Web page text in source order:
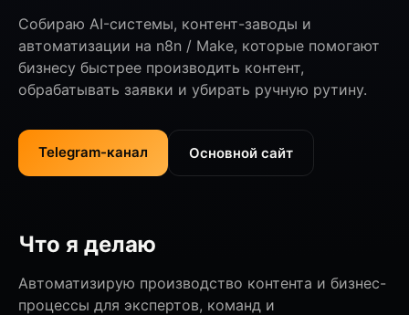
Собираю AI-системы, контент-заводы и
автоматизации на n8n / Make, которые помогают
бизнесу быстрее производить контент,
обрабатывать заявки и убирать ручную рутину.
Telegram-канал Основной сайт
Что я делаю
Автоматизирую производство контента и бизнес-
процессы для экспертов, команд и